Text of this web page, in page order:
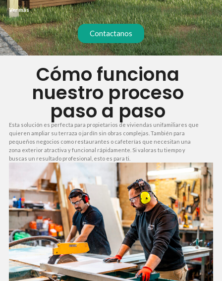
confusiones y aceleramos tu camino hacia resultados tangibles y duraderos.
Ver más
Contactanos
Cómo funciona
nuestro proceso
paso a paso
Esta solución es perfecta para propietarios de viviendas unifamiliares que
quieren ampliar su terraza o jardín sin obras complejas. También para
pequeños negocios como restaurantes o cafeterías que necesitan una
zona exterior atractiva y funcional rápidamente. Si valoras tu tiempo y
buscas un resultado profesional, esto es para ti.